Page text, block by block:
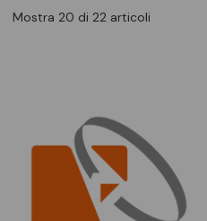
Mostra 20 di 22 articoli